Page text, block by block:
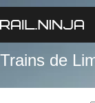
Trains de